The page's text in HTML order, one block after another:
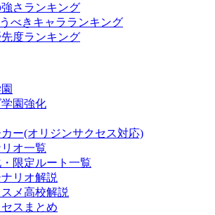
さランキング
べきキャラランキング
度ランキング
園強化
ー(オリジンサクセス対応)
オ一覧
限定ルート一覧
リオ解説
メ高校解説
スまとめ